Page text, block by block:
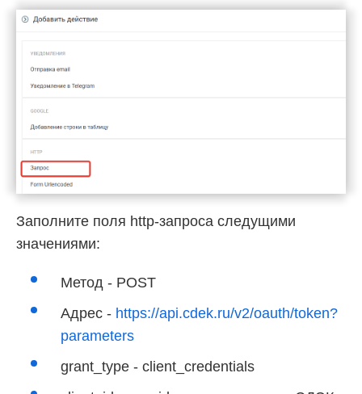
Заполните поля http-запроса следущими
значениями:
Метод - POST
Адрес - https://api.cdek.ru/v2/oauth/token?
parameters
grant_type - client_credentials